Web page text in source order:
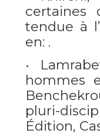
certaines
tendue à
en: .
•
hommes
pluri-
Édition,